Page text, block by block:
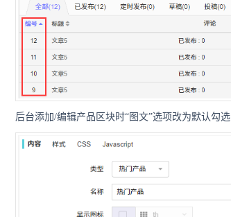
后台添加/编辑产品区块时“图文”选项改为默认勾选